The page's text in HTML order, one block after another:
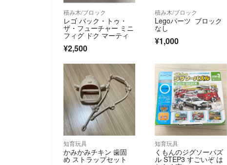
積み木/ブロック
レゴ バック・トゥ・
ザ・フューチャー ミニ
フィグ ドク マーティ
¥2,500
積み木/ブロック
Legoパーツ ブロック
なし
¥1,000
知育玩具
かみかみチキン 歯固
め ストラップセット
知育玩具
くもんのジグソーパズ
ル STEP3 すごいぞ は